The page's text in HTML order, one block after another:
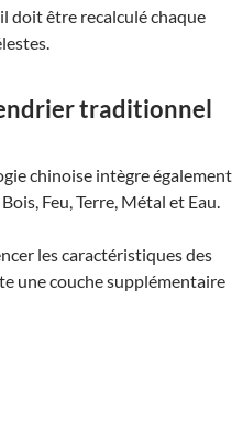
doit être recalculé chaque
traditionnel
chinoise intègre également
Feu, Terre, Métal et Eau.
les caractéristiques des
une couche supplémentaire